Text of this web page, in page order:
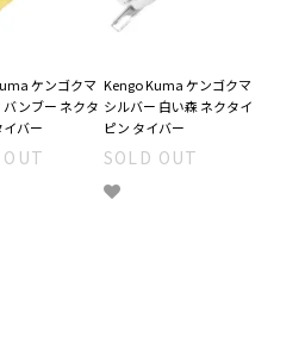
ケンゴクマ
バンブー ネクタ
イバー
Kengo Kuma ケンゴクマ
シルバー 白い森 ネクタイ
ピン タイバー
SOLD OUT